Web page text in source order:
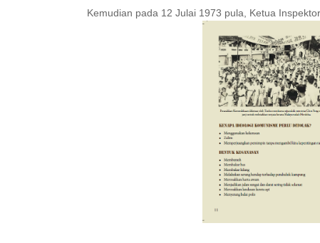
Kemudian pada 12 Julai 1973 pula, Ketua